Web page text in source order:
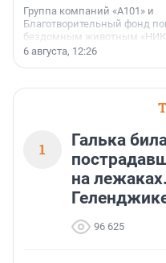
Группа компаний «А101» и
Благотворительный фонд
бездомным животным
заключили соглашение о
6 августа, 12:26
1
Галька
на
96 625